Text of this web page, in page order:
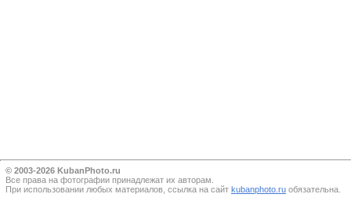
© 2003-2026 KubanPhoto.ru
Все прaва на фотографии принадлежат их авторам.
При использовании любых материалов, ссылка на сайт kubanphoto.ru обязательна.